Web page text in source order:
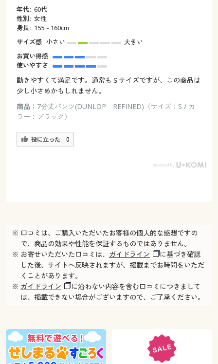
年代: 60代
性別: 女性
身長: 155～160cm
サイズ感 小さい
大きい
お買い得感
使いやすさ
動きやすくて満足です。通常もＳサイズですが、この商品は
少し小さめかもしれません。
商品： 7分丈パンツ(DUNLOP REFINED)（サイズ：S / カ
ラー：ブラック）
役に立った 0
※ 口コミは、ご購入いただいたお客様の個人的な感想ですの
で、商品の効果や性能を保証するものではありません。
※ お寄せいただいた口コミは、 ガイドライン
に基づき確認
した後、サイトへ反映されますが、掲載までお時間をいただ
くことがあります。
※ ガイドライン
に沿わない内容を含む口コミにつきまして
は、掲載できない場合がございますので、ご了承ください。